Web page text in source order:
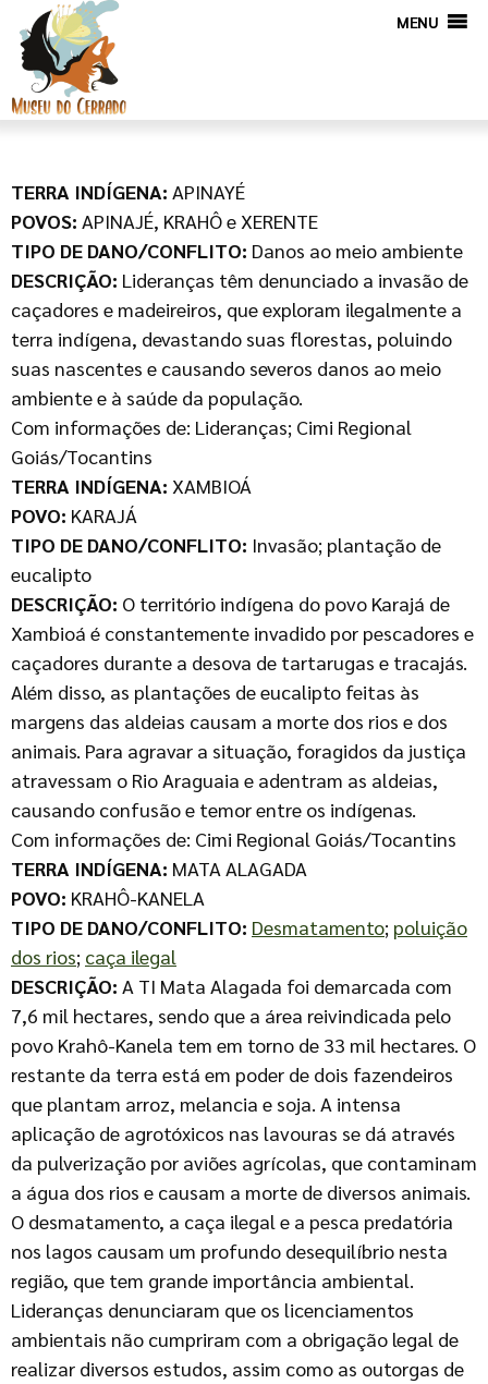
MENU
TERRA INDÍGENA: APINAYÉ
POVOS: APINAJÉ, KRAHÔ e XERENTE
TIPO DE DANO/CONFLITO: Danos ao meio ambiente
DESCRIÇÃO: Lideranças têm denunciado a invasão de
caçadores e madeireiros, que exploram ilegalmente a
terra indígena, devastando suas florestas, poluindo
suas nascentes e causando severos danos ao meio
ambiente e à saúde da população.
Com informações de: Lideranças; Cimi Regional
Goiás/Tocantins
TERRA INDÍGENA: XAMBIOÁ
POVO: KARAJÁ
TIPO DE DANO/CONFLITO: Invasão; plantação de
eucalipto
DESCRIÇÃO: O território indígena do povo Karajá de
Xambioá é constantemente invadido por pescadores e
caçadores durante a desova de tartarugas e tracajás.
Além disso, as plantações de eucalipto feitas às
margens das aldeias causam a morte dos rios e dos
animais. Para agravar a situação, foragidos da justiça
atravessam o Rio Araguaia e adentram as aldeias,
causando confusão e temor entre os indígenas.
Com informações de: Cimi Regional Goiás/Tocantins
TERRA INDÍGENA: MATA ALAGADA
POVO: KRAHÔ-KANELA
TIPO DE DANO/CONFLITO: Desmatamento; poluição
dos rios; caça ilegal
DESCRIÇÃO: A TI Mata Alagada foi demarcada com
7,6 mil hectares, sendo que a área reivindicada pelo
povo Krahô-Kanela tem em torno de 33 mil hectares. O
restante da terra está em poder de dois fazendeiros
que plantam arroz, melancia e soja. A intensa
aplicação de agrotóxicos nas lavouras se dá através
da pulverização por aviões agrícolas, que contaminam
a água dos rios e causam a morte de diversos animais.
O desmatamento, a caça ilegal e a pesca predatória
nos lagos causam um profundo desequilíbrio nesta
região, que tem grande importância ambiental.
Lideranças denunciaram que os licenciamentos
ambientais não cumpriram com a obrigação legal de
realizar diversos estudos, assim como as outorgas de